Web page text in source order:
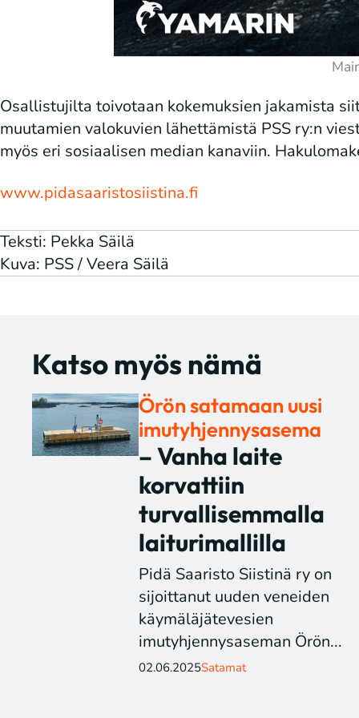
Osallistujilta toivotaan kokemuksien jakamista
muutamien valokuvien lähettämistä PSS ry:n
myös eri sosiaalisen median kanaviin.
www.pidasaaristosiistina.fi
Teksti: Pekka Säilä
Kuva: PSS / Veera Säilä
Katso myös nämä
Örön satamaan uusi
imutyhjennysasema
– Vanha laite
korvattiin
turvallisemmalla
laiturimallilla
Pidä Saaristo Siistinä ry on
sijoittanut uuden veneiden
käymäläjätevesien
imutyhjennysaseman Örön...
02.06.2025Satamat